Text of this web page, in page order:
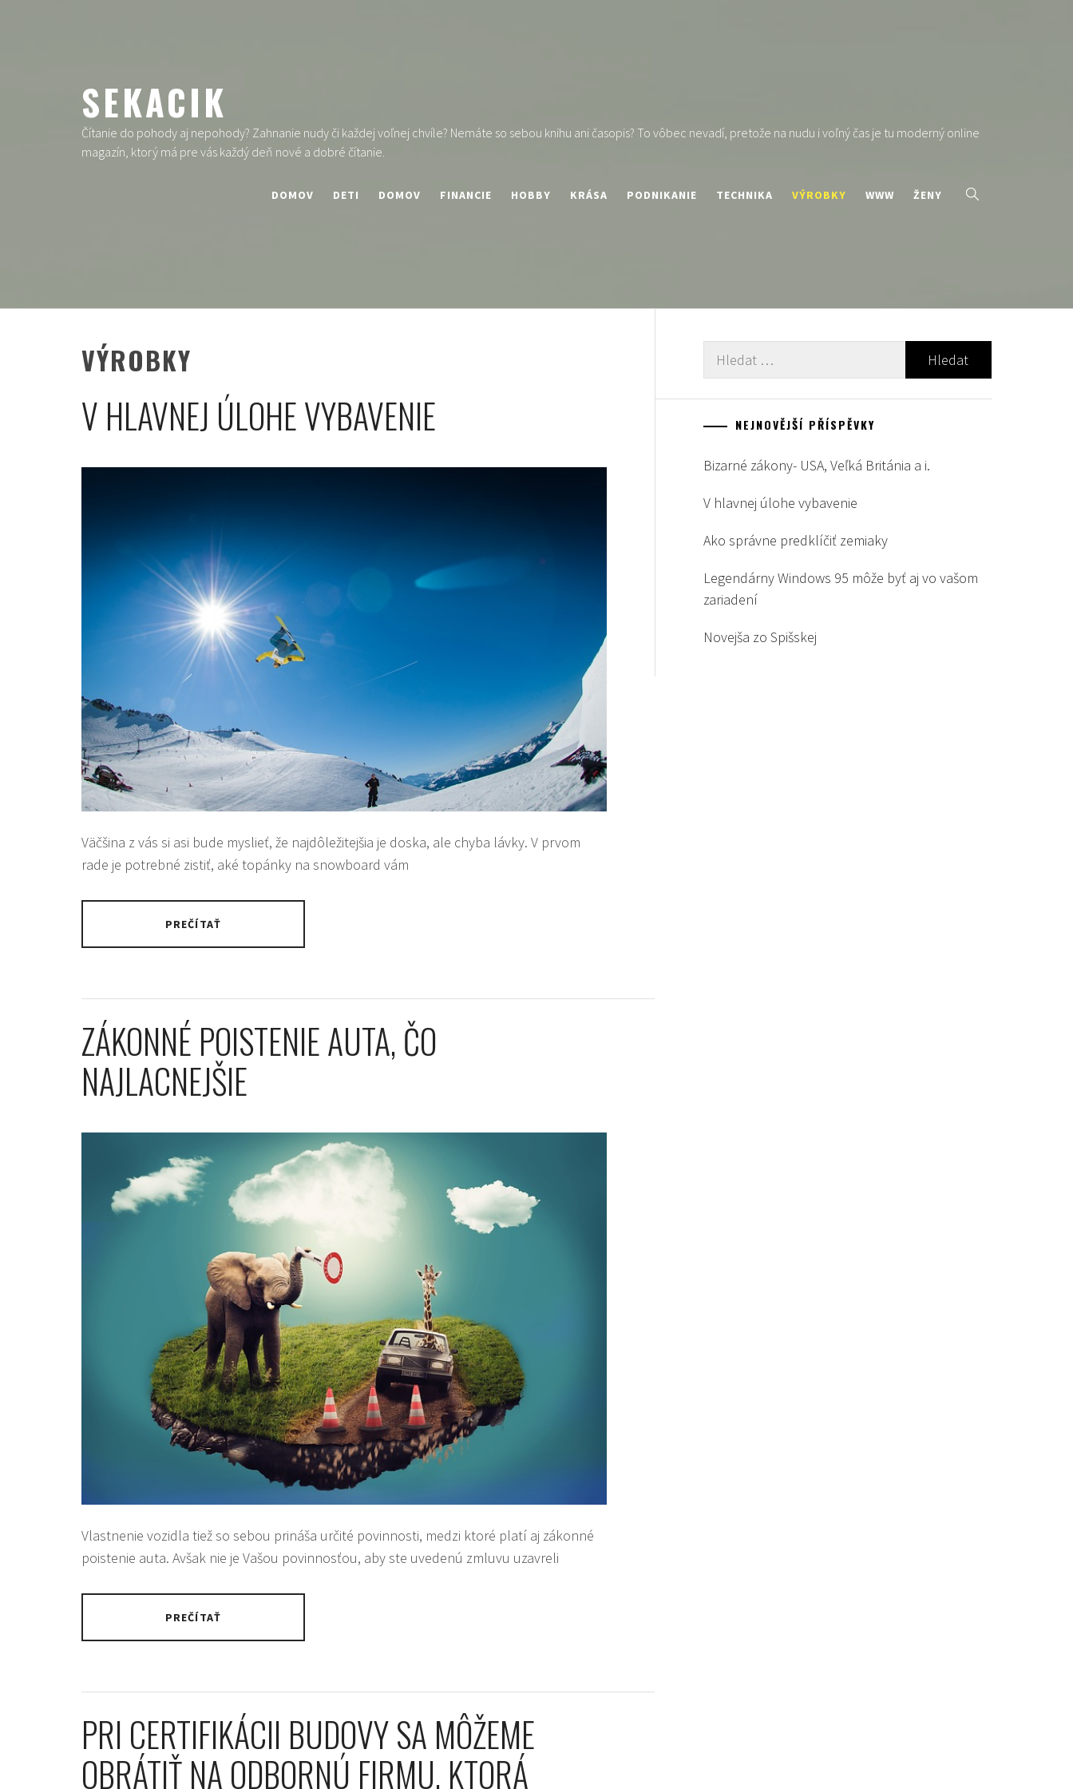
SEKACIK
Čítanie do pohody aj nepohody? Zahnanie nudy či každej voľnej chvíle? Nemáte so sebou knihu ani časopis? To vôbec nevadí, pretože na nudu i voľný čas je tu moderný online
magazín, ktorý má pre vás každý deň nové a dobré čítanie.
DOMOV DETI DOMOV FINANCIE HOBBY KRÁSA PODNIKANIE TECHNIKA VÝROBKY WWW ŽENY
VÝROBKY
V HLAVNEJ ÚLOHE VYBAVENIE
Väčšina z vás si asi bude myslieť, že najdôležitejšia je doska, ale chyba lávky. V prvom
rade je potrebné zistiť, aké topánky na snowboard vám
PREČÍTAŤ
ZÁKONNÉ POISTENIE AUTA, ČO
NAJLACNEJŠIE
Vlastnenie vozidla tiež so sebou prináša určité povinnosti, medzi ktoré platí aj zákonné
poistenie auta. Avšak nie je Vašou povinnosťou, aby ste uvedenú zmluvu uzavreli
PREČÍTAŤ
PRI CERTIFIKÁCII BUDOVY SA MÔŽEME
OBRÁTIŤ NA ODBORNÚ FIRMU, KTORÁ
Vyhledávání
NEJNOVĚJŠÍ PŘÍSPĚVKY
Bizarné zákony- USA, Veľká Británia a i.
V hlavnej úlohe vybavenie
Ako správne predklíčiť zemiaky
Legendárny Windows 95 môže byť aj vo vašom
zariadení
Novejša zo Spišskej